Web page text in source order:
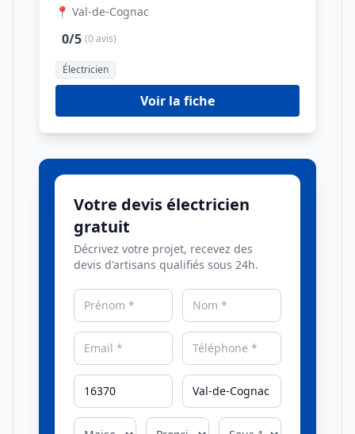
📍 Val-de-Cognac
0/5 (0 avis)
Électricien
Voir la fiche
Votre devis électricien
gratuit
Décrivez votre projet, recevez des
devis d'artisans qualifiés sous 24h.